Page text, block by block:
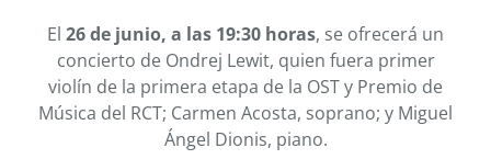
El 26 de junio, a las 19:30 horas, se ofrecerá un
concierto de Ondrej Lewit, quien fuera primer
violín de la primera etapa de la OST y Premio de
Música del RCT; Carmen Acosta, soprano; y Miguel
Ángel Dionis, piano.